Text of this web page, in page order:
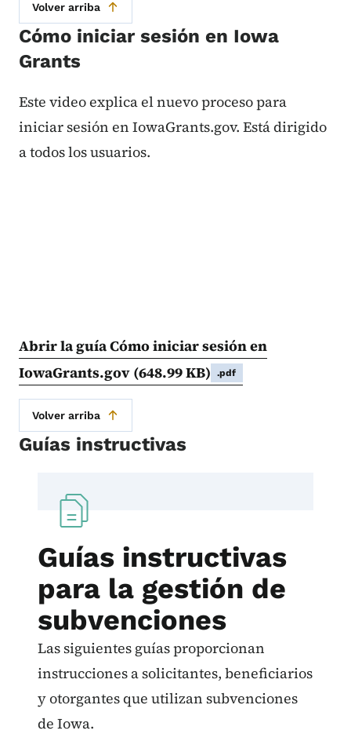
Volver arriba
Cómo iniciar sesión en Iowa
Grants
Este video explica el nuevo proceso para
iniciar sesión en IowaGrants.gov. Está dirigido
a todos los usuarios.
Abrir la guía Cómo iniciar sesión en
IowaGrants.gov (648.99 KB) .pdf
Volver arriba
Guías instructivas
Guías instructivas
para la gestión de
subvenciones
Las siguientes guías proporcionan
instrucciones a solicitantes, beneficiarios
y otorgantes que utilizan subvenciones
de Iowa.